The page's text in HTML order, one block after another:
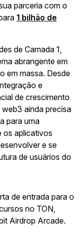
parceria com o
1 bilhão de
de Camada 1,
abrangente em
em massa. Desde
e
de crescimento
ainda precisa
para uma
os aplicativos
e se
de usuários do
de entrada para o
no TON,
Airdrop Arcade.